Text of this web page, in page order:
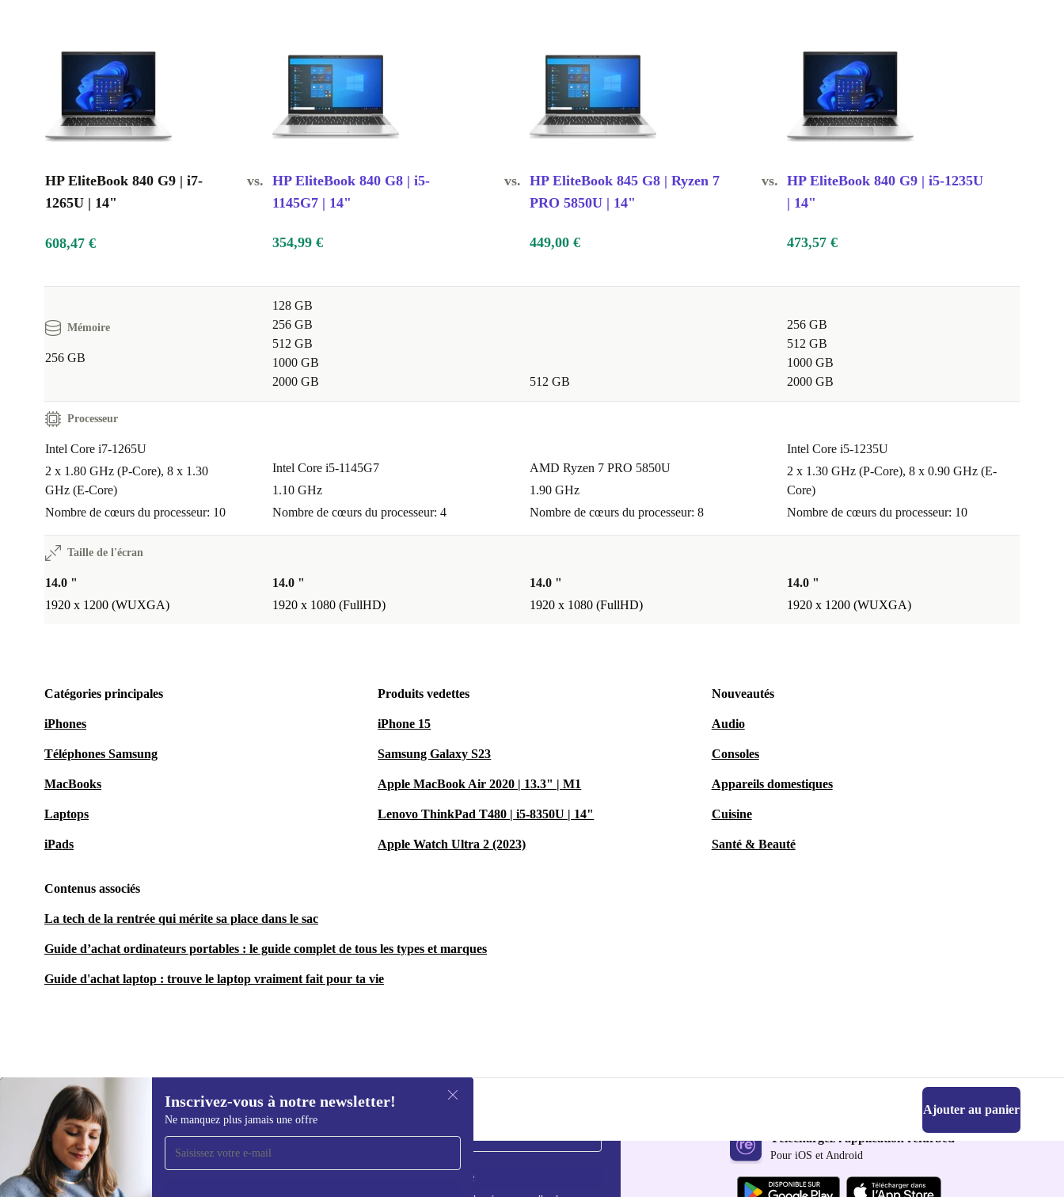
HP EliteBook 840 G9 | i7-
1265U | 14"
vs. HP EliteBook 840 G8 | i5-
1145G7 | 14"
vs. HP EliteBook 845 G8 | Ryzen 7
PRO 5850U | 14"
vs. HP EliteBook 840 G9 | i5-1235U
| 14"
608,47 € 354,99 € 449,00 € 473,57 €
Mémoire
256 GB
128 GB
256 GB
512 GB
1000 GB
2000 GB
512 GB
256 GB
512 GB
1000 GB
2000 GB
Processeur
Intel Core i7-1265U
2 x 1.80 GHz (P-Core), 8 x 1.30
GHz (E-Core)
Nombre de cœurs du processeur: 10
Intel Core i5-1145G7
1.10 GHz
Nombre de cœurs du processeur: 4
AMD Ryzen 7 PRO 5850U
1.90 GHz
Nombre de cœurs du processeur: 8
Intel Core i5-1235U
2 x 1.30 GHz (P-Core), 8 x 0.90 GHz (E-
Core)
Nombre de cœurs du processeur: 10
Taille de l'écran
14.0 "
1920 x 1200 (WUXGA)
14.0 "
1920 x 1080 (FullHD)
14.0 "
1920 x 1080 (FullHD)
14.0 "
1920 x 1200 (WUXGA)
Catégories principales
iPhones
Téléphones Samsung
MacBooks
Laptops
iPads
Produits vedettes
iPhone 15
Samsung Galaxy S23
Apple MacBook Air 2020 | 13.3" | M1
Lenovo ThinkPad T480 | i5-8350U | 14"
Apple Watch Ultra 2 (2023)
Nouveautés
Audio
Consoles
Appareils domestiques
Cuisine
Santé & Beauté
Contenus associés
La tech de la rentrée qui mérite sa place dans le sac
Guide d’achat ordinateurs portables : le guide complet de tous les types et marques
Guide d'achat laptop : trouve le laptop vraiment fait pour ta vie
608,47 € Ajouter au panier
Inscrivez-vous à notre newsletter!
Ne manquez plus jamais une offre
Recevoir offres et infos de
refurbed par mail
Ne manquez plus aucune offre.
S'inscrire
Téléchargez l'application refurbed
Pour iOS et Android